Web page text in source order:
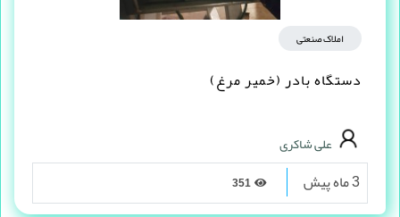
املاک صنعتی
دستگاه بادر (خمیر مرغ)